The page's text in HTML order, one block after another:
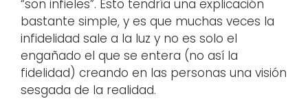
“son infieles”. Esto tendría una explicación
bastante simple, y es que muchas veces la
infidelidad sale a la luz y no es solo el
engañado el que se entera (no así la
fidelidad) creando en las personas una visión
sesgada de la realidad.